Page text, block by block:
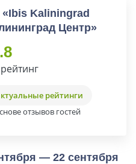
Kaliningrad
Центр»
рейтинги
отзывов гостей
— 22 сентября